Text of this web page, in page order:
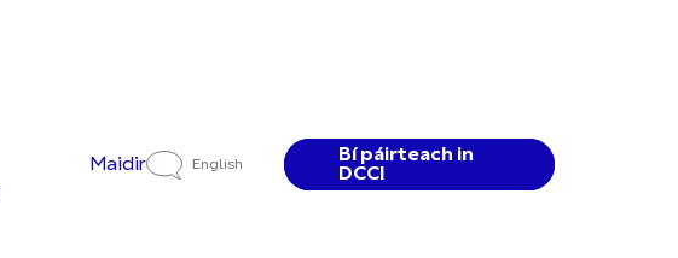
Maidir English
Bí páirteach in
DCCI